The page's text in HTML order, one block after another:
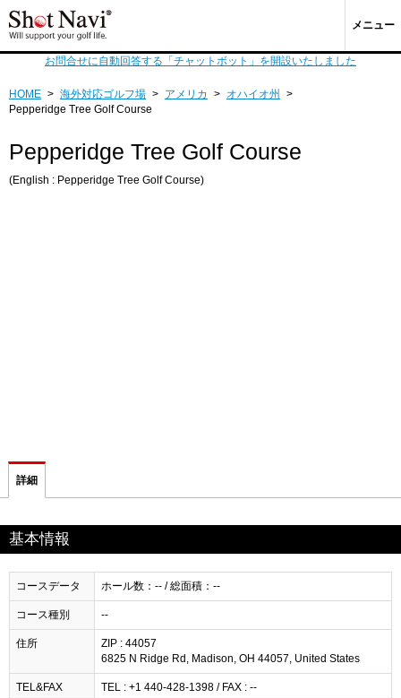
メニュー
お問合せに自動回答する「チャットボット」を開設いたしました
HOME > 海外対応ゴルフ場 > アメリカ > オハイオ州
>
Pepperidge Tree Golf Course
Pepperidge Tree Golf Course
(English : Pepperidge Tree Golf Course)
詳細
基本情報
コースデータ ホール数：-- / 総面積：--
コース種別 --
住所
ZIP : 44057
6825 N Ridge Rd, Madison, OH 44057, United States
TEL&FAX TEL : +1 440-428-1398 / FAX : --